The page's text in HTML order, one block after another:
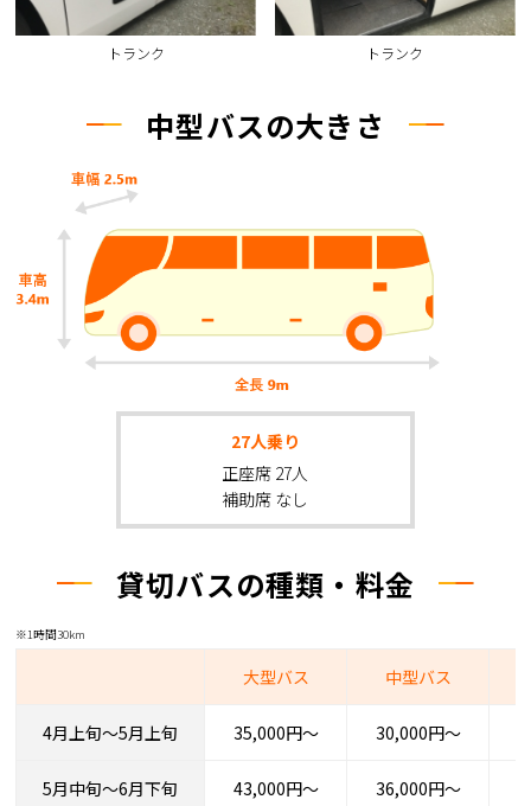
トランク トランク
中型バスの大きさ
27人乗り
正座席 27人
補助席 なし
貸切バスの種類・料金
※1時間30km
大型バス 中型バス
4月上旬～5月上旬 35,000円～ 30,000円～
5月中旬～6月下旬 43,000円～ 36,000円～